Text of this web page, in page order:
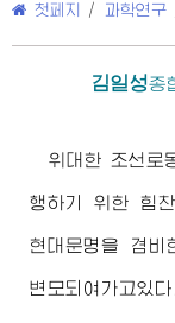
첫페지 / 과학연구
김일성종
위대한 조선로
행하기 위한 힘
현대문명을 겸비
변모되여가고있다.